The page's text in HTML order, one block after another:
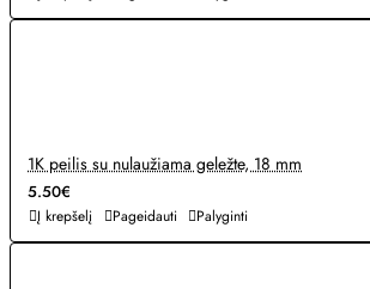
1K peilis su nulaužiama geležte, 18 mm
5.50€
Į krepšelį Pageidauti Palyginti